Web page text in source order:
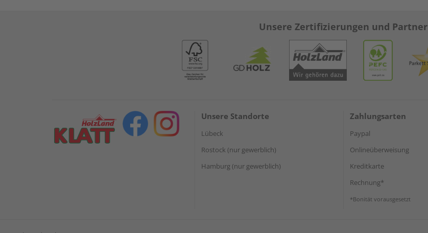
Unsere Zertifizierungen und Partner
Unsere Standorte
Lübeck
Rostock (nur gewerblich)
Hamburg (nur gewerblich)
Zahlungsarten
Paypal
Onlineüberweisung
Kreditkarte
Rechnung*
*Bonität vorausgesetzt